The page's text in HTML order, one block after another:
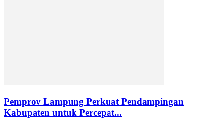
Pemprov Lampung Perkuat Pendampingan
Kabupaten untuk Percepat...